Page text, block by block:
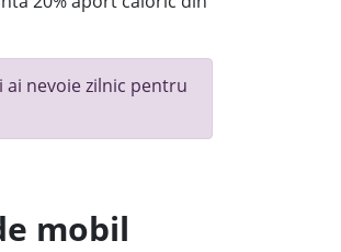
ai nevoie zilnic pentru
mobil